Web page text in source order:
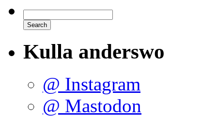
Kulla anderswo
@ Instagram
@ Mastodon